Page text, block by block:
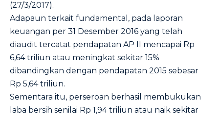
(27/3/2017).
Adapaun terkait fundamental, pada laporan
keuangan per 31 Desember 2016 yang telah
diaudit tercatat pendapatan AP II mencapai Rp
6,64 triliun atau meningkat sekitar 15%
dibandingkan dengan pendapatan 2015 sebesar
Rp 5,64 triliun.
Sementara itu, perseroan berhasil membukukan
laba bersih senilai Rp 1,94 triliun atau naik sekitar